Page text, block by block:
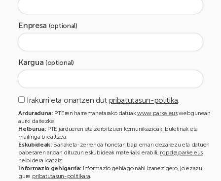
Enpresa (optional)
Kargua(optional)
Irakurri eta onartzen dut pribatutasun-politika
Arduraduna: PTEren harremanetarako datuakwww.parke.euswebgunean
aurki daitezke.
Helburua: PTE jardueren eta zerbitzuen komunikazioak, buletinak eta
mailinga bidaltzea.
Eskubideak: Banaketa-zerrenda honetan baja eman dezakezu eta datuen
babesaren arloan dituzun eskubideak materialki erabili, rgpd@parke.eus
helbidera idatziz.
Informazio gehigarria: Informazio gehiago nahi izanez gero, jo ezazu
gure pribatutasun-politikara